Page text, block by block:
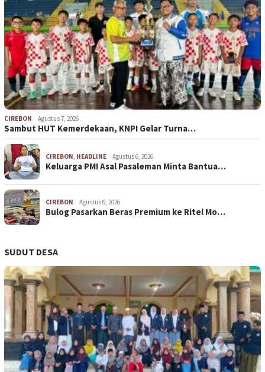
CIREBON Agustus 7, 2026
Sambut HUT Kemerdekaan, KNPI Gelar Turna…
CIREBON, HEADLINE Agustus 6, 2026
Keluarga PMI Asal Pasaleman Minta Bantua…
CIREBON Agustus 6, 2026
Bulog Pasarkan Beras Premium ke Ritel Mo…
SUDUT DESA